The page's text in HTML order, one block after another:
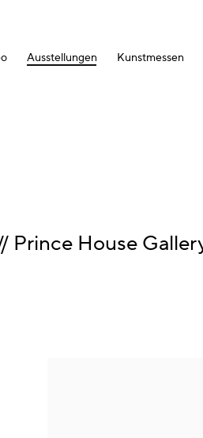
Ausstellungen Kunstmessen
Prince House